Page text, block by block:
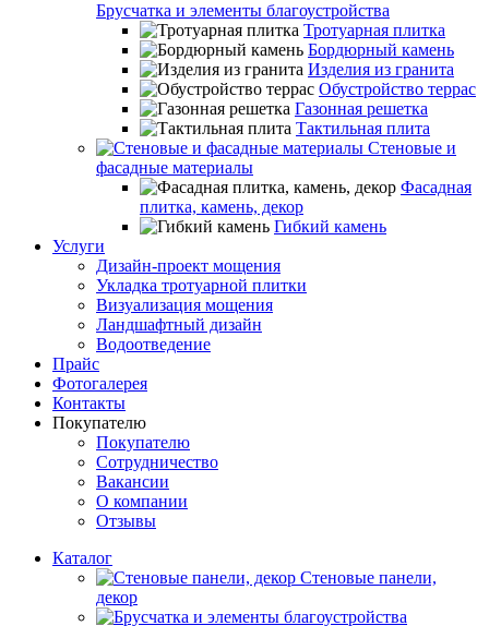
Брусчатка и элементы благоустройства
Тротуарная плитка
Бордюрный камень
Изделия из гранита
Обустройство террас
Газонная решетка
Тактильная плита
Стеновые и
фасадные материалы
Фасадная
плитка, камень, декор
Гибкий камень
Услуги
Дизайн-проект мощения
Укладка тротуарной плитки
Визуализация мощения
Ландшафтный дизайн
Водоотведение
Прайс
Фотогалерея
Контакты
Покупателю
Покупателю
Сотрудничество
Вакансии
О компании
Отзывы
Каталог
Стеновые панели,
декор